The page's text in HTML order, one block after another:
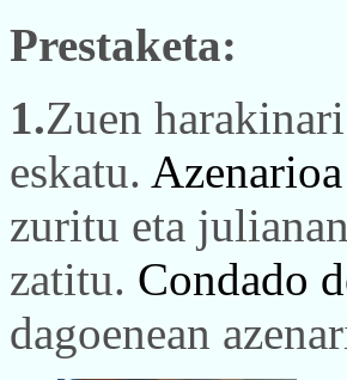
Prestaketa:
1.Zuen
eskatu. Azenarioa
zuritu eta
zatitu. Condado
dagoenean